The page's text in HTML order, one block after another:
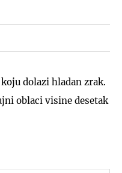
dolazi hladan zrak.
oblaci visine desetak